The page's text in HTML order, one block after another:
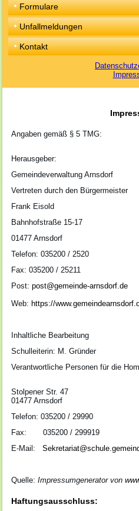
Formulare
Unfallmeldungen
Kontakt
Angaben gemäß § 5 TMG:
Herausgeber:
Gemeindeverwaltung Arnsdorf
Vertreten durch den Bürgermeister
Frank Eisold
Bahnhofstraße 15-17
01477 Arnsdorf
Telefon: 035200 / 2520
Fax: 035200 / 25211
Post:post@gemeinde-arnsdorf.de
Web: https://
Inhaltliche Bearbeitung
Schulleiterin: M. Gründer
Verantwortliche Personen für die
Stolpener Str. 47
01477 Arnsdorf
Telefon: 035200 / 29990
Fax: 035200 / 299919
E-Mail:
Quelle:Impressumgenerator von
Haftungsausschluss: